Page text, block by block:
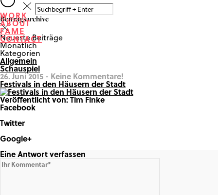
FAME
CONTACT
WORK
ABOUT
FAME
CONTACT
Beitragsarchive
Neueste Beiträge
Monatlich
Kategorien
Allgemein
Schauspiel
26. Juni 2015 - Keine Kommentare!
Festivals in den Häusern der Stadt
Veröffentlicht von: Tim Finke
Facebook
Twitter
Google+
Share on Google+
Eine Antwort verfassen